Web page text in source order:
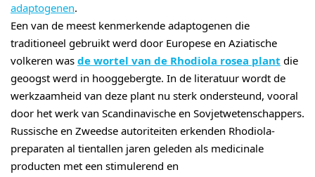
adaptogenen
Een van de meest kenmerkende adaptogenen die
traditioneel gebruikt werd door Europese en Aziatische
volkeren was de wortel van de Rhodiola rosea plant die
geoogst werd in hooggebergte. In de literatuur wordt de
werkzaamheid van deze plant nu sterk ondersteund, vooral
door het werk van Scandinavische en Sovjetwetenschappers.
Russische en Zweedse autoriteiten erkenden Rhodiola-
preparaten al tientallen jaren geleden als medicinale
producten met een stimulerend en